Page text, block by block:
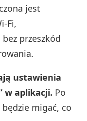
jest
Fi,
przeszkód
ustawienia
w aplikacji. Po
migać, co